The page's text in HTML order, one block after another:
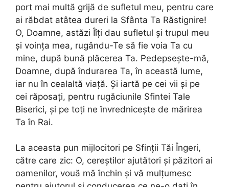
port mai multă grijă de sufletul meu, pentru care
ai răbdat atâtea dureri la Sfânta Ta Răstignire!
O, Doamne, astăzi Îîţi dau sufletul şi trupul meu
şi voinţa mea, rugându-Te să fie voia Ta cu
mine, după bună plăcerea Ta. Pedepseşte-mă,
Doamne, după îndurarea Ta, în această lume,
iar nu în cealaltă viaţă. Şi iartă pe cei vii şi pe
cei răposaţi, pentru rugăciunile Sfintei Tale
Biserici, şi pe toți ne învredniceşte de mărirea
Ta în Rai.
La aceasta pun mijlocitori pe Sfinţii Tăi Îngeri,
către care zic: O, cereştilor ajutători şi păzitori ai
oamenilor, vouă mă închin şi vă mulţumesc